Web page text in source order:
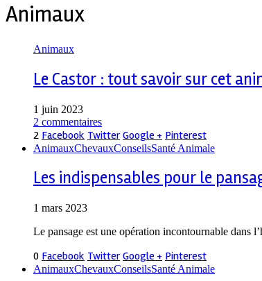
Animaux
Animaux
Le Castor : tout savoir sur cet
1 juin 2023
2 commentaires
2 Facebook Twitter Google + Pinterest
AnimauxChevauxConseilsSanté Animale
Les indispensables pour le
1 mars 2023
Le pansage est une opération incontournable dans
0 Facebook Twitter Google + Pinterest
AnimauxChevauxConseilsSanté Animale